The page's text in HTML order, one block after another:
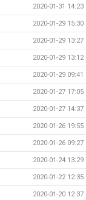
2020-01-31 14:23
2020-01-29 15:30
2020-01-29 13:27
2020-01-29 13:12
2020-01-29 09:41
2020-01-27 17:05
2020-01-27 14:37
2020-01-26 19:55
2020-01-26 09:27
2020-01-24 13:29
2020-01-22 12:35
2020-01-20 12:37